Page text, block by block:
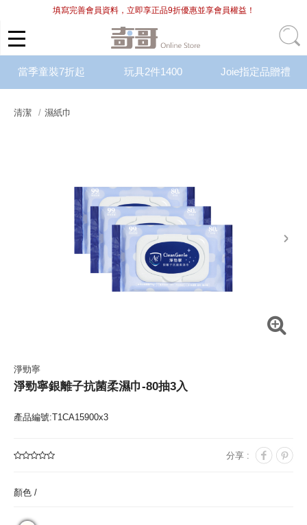
填寫完善會員資料，立即享正品9折優惠並享會員權益！
當季童裝7折起 玩具2件1400 Joie指定品贈禮
清潔 濕紙巾
next
淨勁寧
淨勁寧銀離子抗菌柔濕巾-80抽3入
產品編號:T1CA15900x3
分享 :
顏色 /